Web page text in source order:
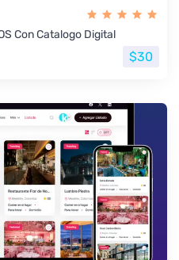
Con Catalogo Digital
$30